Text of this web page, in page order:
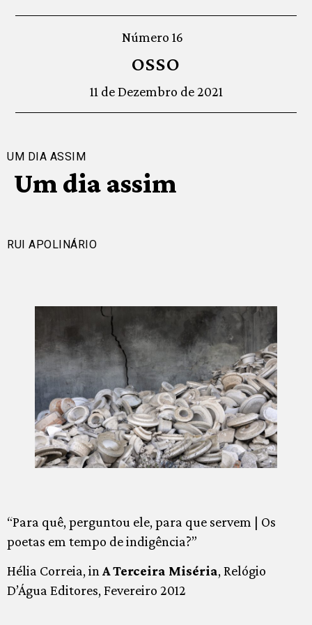
Número 16
OSSO
11 de Dezembro de 2021
UM DIA ASSIM
Um dia assim
RUI APOLINÁRIO
“Para quê, perguntou ele, para que servem | Os
poetas em tempo de indigência?”
Hélia Correia, in A Terceira Miséria, Relógio
D’Água Editores, Fevereiro 2012